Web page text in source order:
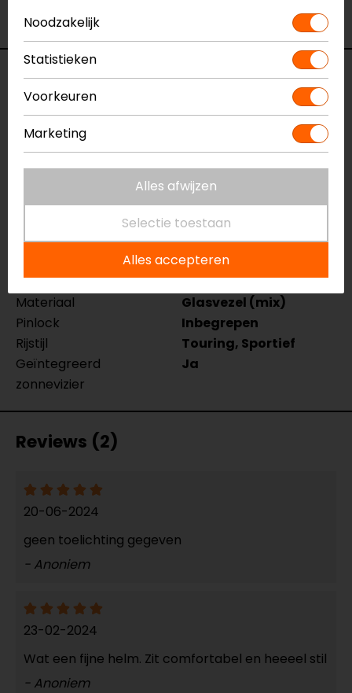
Bekijk onze andere
Specificaties
Naam
EXO-1400 EVO AIR
114-384
Mat Grijs-Wit
Certificering
ECE 22.06
Universeel voorbereid
Kinbandsluiting
Dubbel-D
Materiaal
Glasvezel (mix)
Pinlock
Inbegrepen
Rijstijl
Touring, Sportief
Geïntegreerd
zonnevizier
Ja
Reviews (2)
20-06-2024
geen toelichting gegeven
- Anoniem
23-02-2024
Wat een fijne helm. Zit comfortabel en heeeel stil
- Anoniem
Noodzakelijk
Statistieken
Voorkeuren
Marketing
Alles afwijzen
Selectie toestaan
Alles accepteren